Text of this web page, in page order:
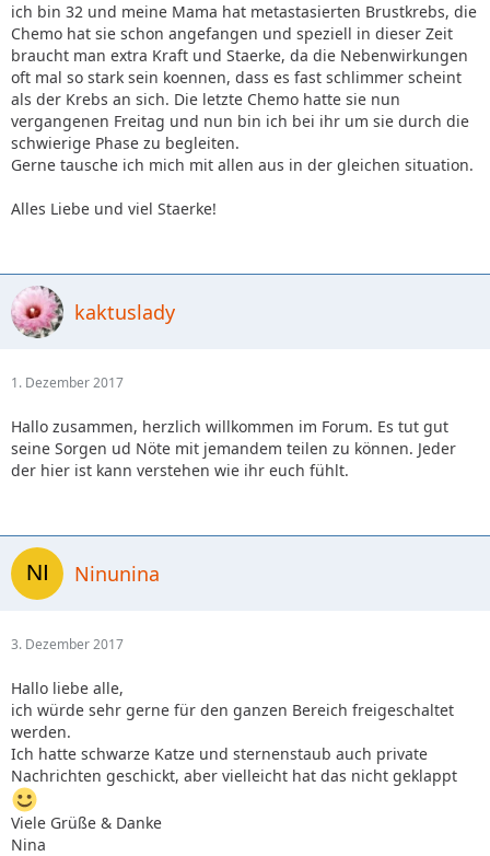
ich bin 32 und meine Mama hat metastasierten Brustkrebs, die
Chemo hat sie schon angefangen und speziell in dieser Zeit
braucht man extra Kraft und Staerke, da die Nebenwirkungen
oft mal so stark sein koennen, dass es fast schlimmer scheint
als der Krebs an sich. Die letzte Chemo hatte sie nun
vergangenen Freitag und nun bin ich bei ihr um sie durch die
schwierige Phase zu begleiten.
Gerne tausche ich mich mit allen aus in der gleichen situation.
Alles Liebe und viel Staerke!
kaktuslady
1. Dezember 2017
Hallo zusammen, herzlich willkommen im Forum. Es tut gut
seine Sorgen ud Nöte mit jemandem teilen zu können. Jeder
der hier ist kann verstehen wie ihr euch fühlt.
Ninunina
3. Dezember 2017
Hallo liebe alle,
ich würde sehr gerne für den ganzen Bereich freigeschaltet
werden.
Ich hatte schwarze Katze und sternenstaub auch private
Nachrichten geschickt, aber vielleicht hat das nicht geklappt
Viele Grüße & Danke
Nina